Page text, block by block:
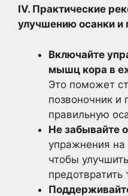
IV. Практические
улучшению осанки и
Включайте
мышц кора в
Это поможет
позвоночник и
правильную
Не забывайте
упражнения на
чтобы